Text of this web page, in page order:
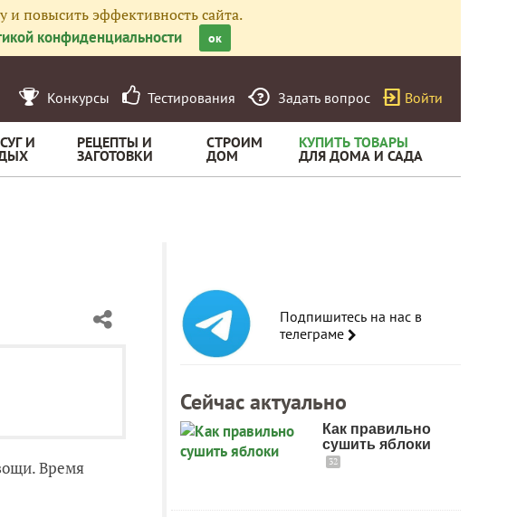
повысить эффективность сайта.
конфиденциальности ок
Конкурсы Тестирования Задать вопрос Войти
И РЕЦЕПТЫ И
ЗАГОТОВКИ
СТРОИМ
ДОМ
КУПИТЬ ТОВАРЫ
ДЛЯ ДОМА И САДА
Время
Подпишитесь на нас в
телеграме
Сейчас актуально
Как правильно
сушить яблоки
32